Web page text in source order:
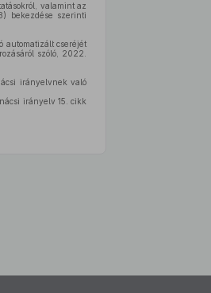
valamint az
bekezdése szerinti
automatizált cseréjét
szóló, 2022.
irányelvnek való
irányelv 15. cikk